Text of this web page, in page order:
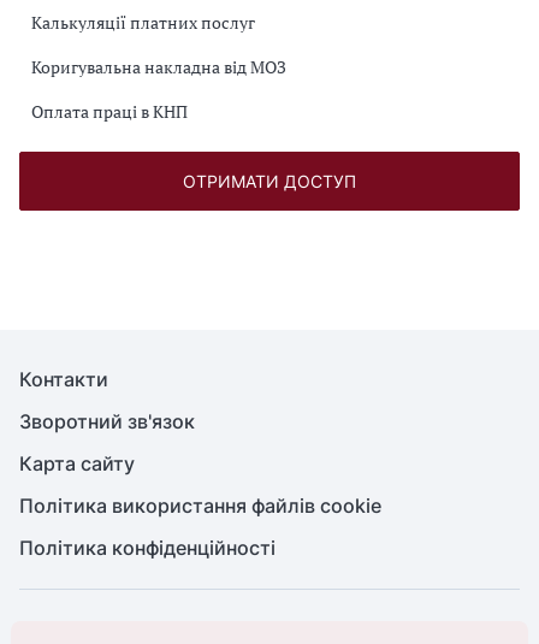
Калькуляції платних послуг
Коригувальна накладна від МОЗ
Оплата праці в КНП
ОТРИМАТИ ДОСТУП
Контакти
Зворотний зв'язок
Карта сайту
Політика використання файлів cookie
Політика конфіденційності